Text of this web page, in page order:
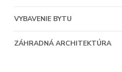
VYBAVENIE BYTU
ZÁHRADNÁ ARCHITEKTÚRA